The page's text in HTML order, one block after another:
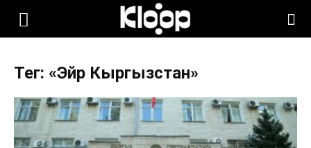
KLOOP.KG
Новости
Тег: «Эйр Кыргызстан»